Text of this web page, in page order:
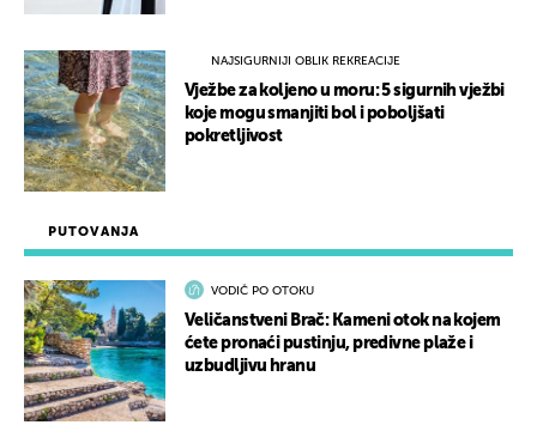
PUTOVANJA
VODIČ PO OTOKU
Veličanstveni Brač: Kameni otok na kojem
ćete pronaći pustinju, predivne plaže i
uzbudljivu hranu
NAJSIGURNIJI OBLIK REKREACIJE
Vježbe za koljeno u moru: 5 sigurnih vježbi
koje mogu smanjiti bol i poboljšati
pokretljivost